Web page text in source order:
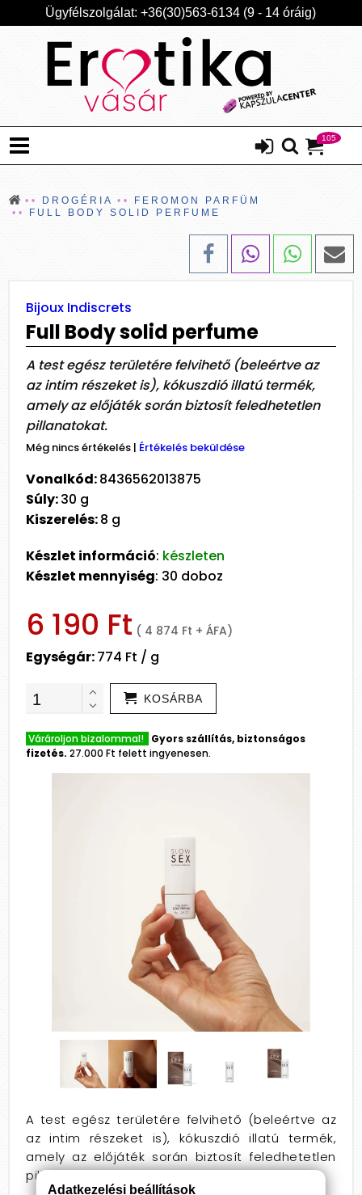
Ügyfélszolgálat: +36(30)563-6134 (9 - 14 óráig)
105
DROGÉRIA
FEROMON PARFÜM
FULL BODY SOLID PERFUME
Bijoux Indiscrets
Full Body solid perfume
A test egész területére felvihető (beleértve az
az intim részeket is), kókuszdió illatú termék,
amely az előjáték során biztosít feledhetetlen
pillanatokat.
Még nincs értékelés | Értékelés beküldése
Vonalkód:8436562013875
Súly:30 g
Kiszerelés:8 g
Készlet információ: készleten
Készlet mennyiség: 30 doboz
6 190 Ft ( 4 874 Ft + ÁFA)
Egységár:774 Ft / g
KOSÁRBA
Várároljon bizalommal! Gyors szállítás, biztonságos
fizetés. 27.000 Ft felett ingyenesen.
A test egész területére felvihető (beleértve az
az intim részeket is), kókuszdió illatú termék,
amely az előjáték során biztosít feledhetetlen
pillanatokat.
Adatkezelési beállítások